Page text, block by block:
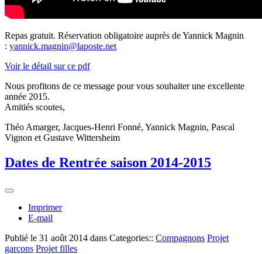
Repas gratuit. Réservation obligatoire auprès de Yannick Magnin
: yannick.magnin@laposte.net
Voir le détail sur ce pdf
Nous profitons de ce message pour vous souhaiter une excellente
année 2015.
Amitiés scoutes,
Théo Amarger, Jacques-Henri Fonné, Yannick Magnin, Pascal
Vignon et Gustave Wittersheim
Dates de Rentrée saison 2014-2015
Imprimer
E-mail
Publié le 31 août 2014 dans Categories:: Compagnons Projet
garçons Projet filles